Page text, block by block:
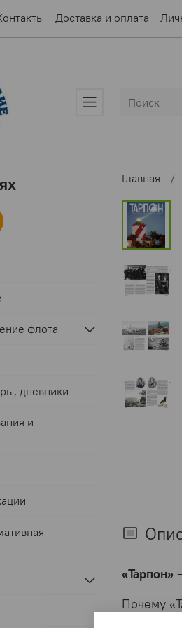
Доставка и оплата
Главная
«Тарпон»
Почему
флота
дневники
и